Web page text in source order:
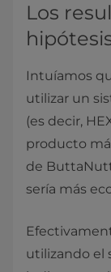
Los
Intuíamos
utilizar un
(es decir,
producto
de
sería más
utilizando el